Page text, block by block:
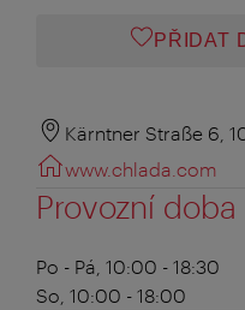
PŘIDAT
Kärntner Straße 6,
www.chlada.com
Provozní doba
Po - Pá, 10:00 - 18:30
So, 10:00 - 18:00